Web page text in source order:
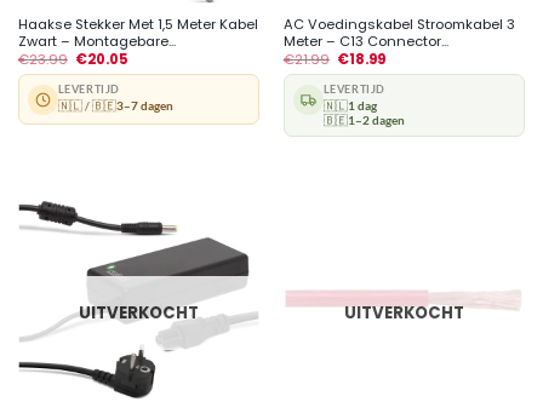
Haakse Stekker Met 1,5 Meter Kabel
Zwart – Montagebare...
€23.99 €20.05
LEVERTIJD
🇳🇱 / 🇧🇪3–7 dagen
AC Voedingskabel Stroomkabel 3
Meter – C13 Connector...
€21.99 €18.99
LEVERTIJD
🇳🇱1 dag
🇧🇪1–2 dagen
UITVERKOCHT UITVERKOCHT